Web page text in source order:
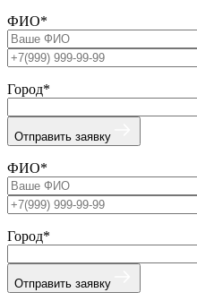
ФИО*
Город*
Отправить заявку
ФИО*
Город*
Отправить заявку